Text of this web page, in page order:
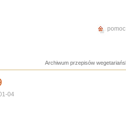
Archiwum przepisów
04